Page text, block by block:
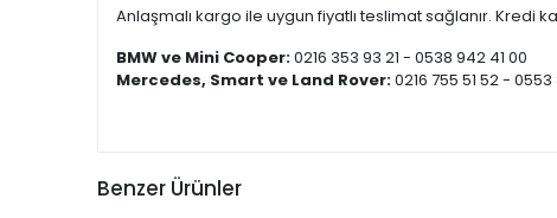
Anlaşmalı kargo ile uygun fiyatlı teslimat sağlanır. Kredi
BMW ve Mini Cooper:0216 353 93 21 - 0538 942 41 00
Mercedes, Smart ve Land Rover:0216 755 51 52 - 0553
Benzer Ürünler